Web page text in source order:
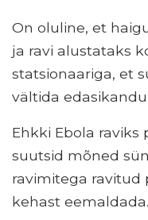
On oluline, et
ja ravi alustataks
statsionaariga, et
vältida
Ehkki Ebola raviks
suutsid mõned
ravimitega ravitud
kehast eemaldada.